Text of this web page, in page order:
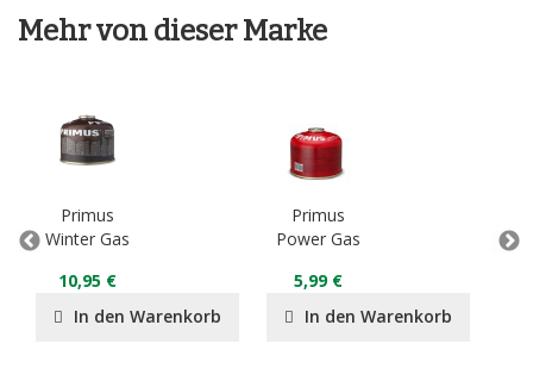
Mehr von dieser Marke
Primus
Winter Gas
10,95 €
In den Warenkorb
Primus
Power Gas
5,99 €
In den Warenkorb